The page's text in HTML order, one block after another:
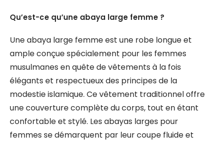
Qu’est-ce qu’une abaya large femme ?
Une abaya large femme est une robe longue et
ample conçue spécialement pour les femmes
musulmanes en quête de vêtements à la fois
élégants et respectueux des principes de la
modestie islamique. Ce vêtement traditionnel offre
une couverture complète du corps, tout en étant
confortable et stylé. Les abayas larges pour
femmes se démarquent par leur coupe fluide et